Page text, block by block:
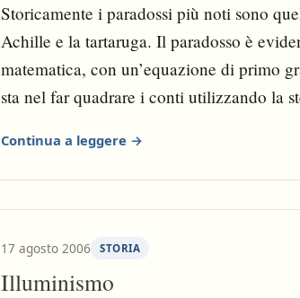
Storicamente i paradossi più noti sono
Achille e la tartaruga. Il paradosso è
matematica, con un’equazione di primo
sta nel far quadrare i conti utilizzando la
Continua a leggere →
17 agosto 2006 STORIA
Illuminismo